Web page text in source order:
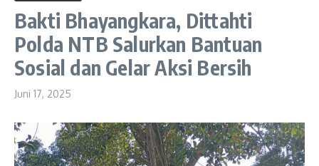
Bakti Bhayangkara, Dittahti
Polda NTB Salurkan Bantuan
Sosial dan Gelar Aksi Bersih
Juni 17, 2025